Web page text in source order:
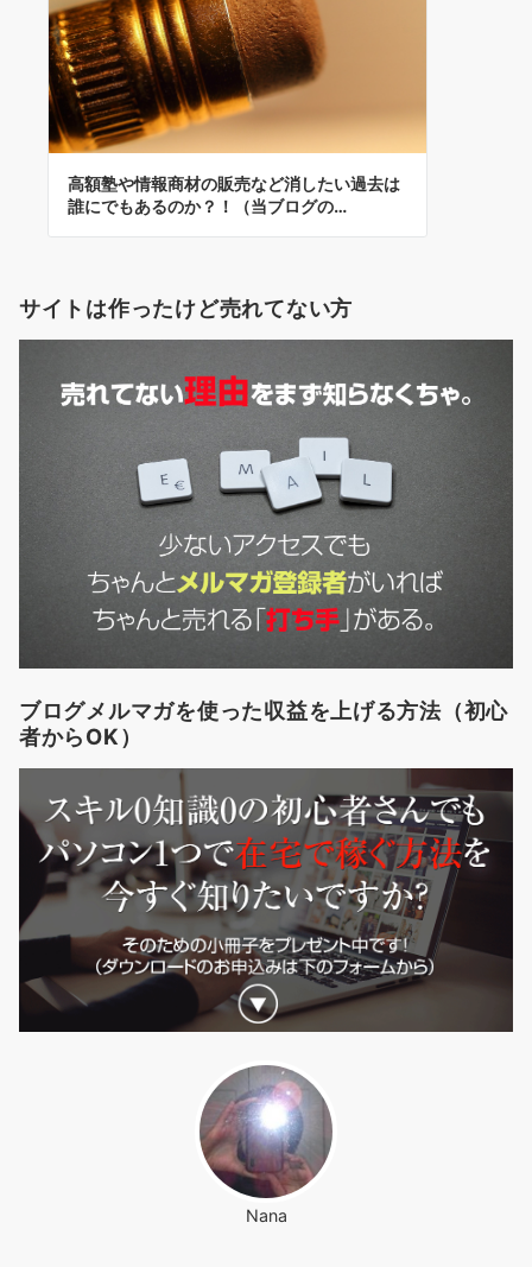
高額塾や情報商材の販売など消したい過去は
誰にでもあるのか？！（当ブログの…
サイトは作ったけど売れてない方
ブログメルマガを使った収益を上げる方法（初心
者からOK）
Nana